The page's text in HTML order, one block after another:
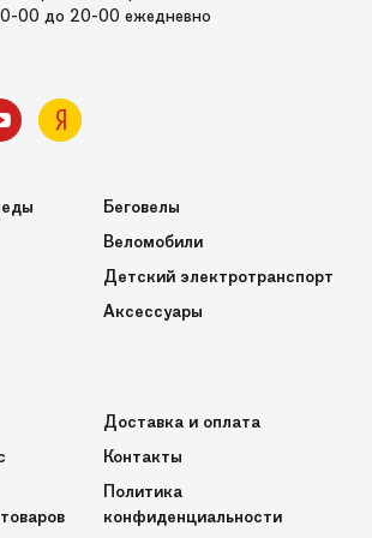
687
00 до 20-00 ежедневно
Беговелы
Веломобили
Детский электротранспорт
Аксессуары
Доставка и оплата
Контакты
Политика
конфиденциальности